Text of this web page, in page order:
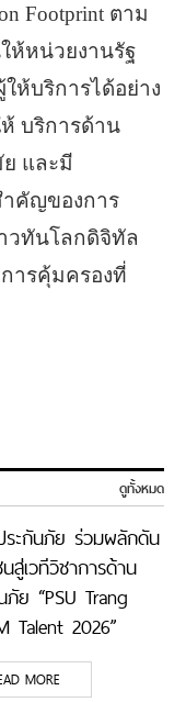
Footprint ตาม
ห้หน่วยงานรัฐ
ห้บริการได้อย่าง
บริการด้าน
และมี
คัญของการ
วทันโลกดิจิทัล
ารคุ้มครองที่
ดูทั้งหมด
ระกันภัย ร่วมผลักดัน
สู่เวทีวิชาการด้าน
ภัย “PSU Trang
Talent 2026”
ง
MORE